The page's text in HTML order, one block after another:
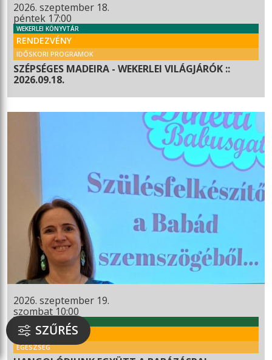
2026. szeptember 18.
péntek 17:00
WEKERLEI KÖNYVTÁR
RENDEZVÉNY
IDŐSKORI PROGRAMOK
SZÉPSÉGES MADEIRA - WEKERLEI VILÁGJÁRÓK ::
2026.09.18.
2026. szeptember 19.
szombat 10:00
WEKERLEI KULTÚRHÁZ
RENDEZVÉNY
EGÉSZSÉG
SZŰRÉS